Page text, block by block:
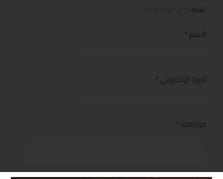
تقييمك *
الاسم*
البريد الإلكتروني*
مراجعتك*